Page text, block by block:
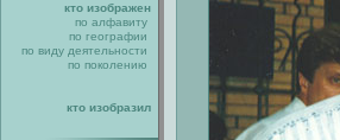
кто изображен
по алфавиту
по географии
по виду деятельности
по поколению
кто изобразил